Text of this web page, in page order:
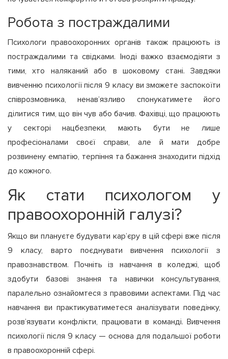
Робота з постраждалими
Психологи правоохоронних органів також працюють із
постраждалими та свідками. Іноді важко взаємодіяти з
тими, хто наляканий або в шоковому стані. Завдяки
вивченню психології після 9 класу ви зможете заспокоїти
співрозмовника, ненав’язливо спонукатимете його
ділитися тим, що він чув або бачив. Фахівці, що працюють
у секторі нацбезпеки, мають бути не лише
професіоналами своєї справи, але й мати добре
розвинену емпатію, терпіння та бажання знаходити підхід
до кожного.
Як стати психологом у
правоохоронній галузі?
Якщо ви плануєте будувати кар’єру в цій сфері вже після
9 класу, варто поєднувати вивчення психології з
правознавством. Почніть із навчання в коледжі, щоб
здобути базові знання та навички консультування,
паралельно ознайомтеся з правовими аспектами. Під час
навчання ви практикуватиметеся аналізувати поведінку,
розв’язувати конфлікти, працювати в команді. Вивчення
психології після 9 класу — основа для подальшої роботи
в правоохоронній сфері.